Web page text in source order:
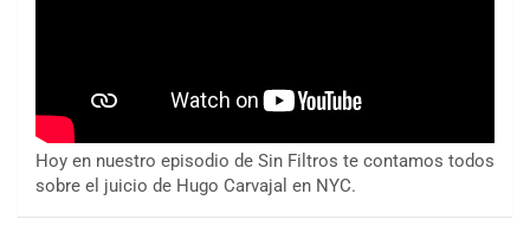
Hoy en nuestro episodio de Sin Filtros te contamos todos
sobre el juicio de Hugo Carvajal en NYC.